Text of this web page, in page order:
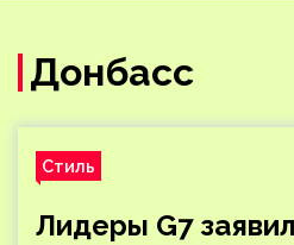
Донбасс
Стиль
Лидеры G7